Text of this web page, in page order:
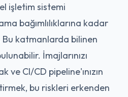
işletim sistemi
bağımlılıklarına kadar
katmanlarda bilinen
İmajlarınızı
ve CI/CD pipeline'ınızın
bu riskleri erkenden